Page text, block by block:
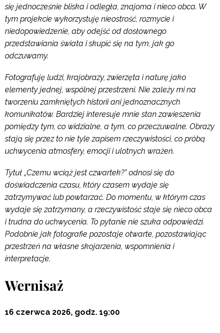
się jednocześnie bliska i odległa, znajoma i nieco obca. W
tym projekcie wykorzystuję nieostrość, rozmycie i
niedopowiedzenie, aby odejść od dosłownego
przedstawiania świata i skupić się na tym, jak go
odczuwamy.
Fotografuję ludzi, krajobrazy, zwierzęta i naturę jako
elementy jednej, wspólnej przestrzeni. Nie zależy mi na
tworzeniu zamkniętych historii ani jednoznacznych
komunikatów. Bardziej interesuje mnie stan zawieszenia
pomiędzy tym, co widzialne, a tym, co przeczuwalne. Obrazy
stają się przez to nie tyle zapisem rzeczywistości, co próbą
uchwycenia atmosfery, emocji i ulotnych wrażeń.
Tytuł „Czemu wciąż jest czwartek?” odnosi się do
doświadczenia czasu, który czasem wydaje się
zatrzymywać lub powtarzać. Do momentu, w którym czas
wydaje się zatrzymany, a rzeczywistość staje się nieco obca
i trudna do uchwycenia. To pytanie nie szuka odpowiedzi.
Podobnie jak fotografie pozostaje otwarte, pozostawiając
przestrzeń na własne skojarzenia, wspomnienia i
interpretacje.
Wernisaż
16 czerwca 2026, godz. 19:00